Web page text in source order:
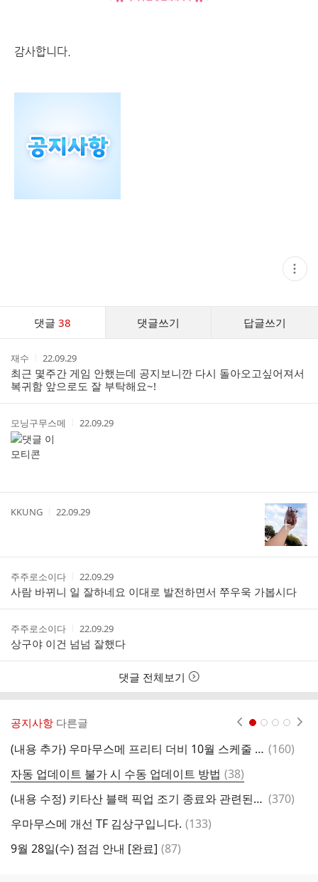
감사합니다.
현
재
글
기
기
댓글38 댓글쓰기 답글쓰기
트
작
성
자
재수
작
성
시
간
22.09.29
최근 몇주간 게임 안했는데 공지보니깐 다시 돌아오고싶어져서
복귀함 앞으로도 잘 부탁해요~!
작
성
자
모닝구무스메
작
22.09.29
작
KKUNG
작
22.09.29
작
성
자
주주로소이다
작
성
시
간
22.09.29
사람 바뀌니 일 잘하네요 이대로 발전하면서 쭈우욱 가봅시다
작
성
자
주주로소이다
작
성
시
간
22.09.29
상구야 이건 넘넘 잘했다
댓글 전체보기
공지사항 다른글
(내용 추가) 우마무스메 프리티 더비 10월 스케줄 안내 댓
글
(160)
자동 업데이트 불가 시 수동 업데이트 방법 댓
글
(38)
(내용 수정) 키타산 블랙 픽업 조기 종료와 관련된 후속 방안 안내 댓
글
(370)
우마무스메 개선 TF 김상구입니다. 댓
글
(133)
9월 28일(수) 점검 안내 [완료] 댓
글
(87)